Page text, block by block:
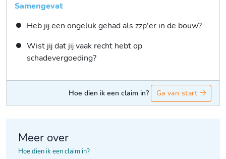
Samengevat
Heb jij een ongeluk gehad als zzp'er in de bouw?
Wist jij dat jij vaak recht hebt op
schadevergoeding?
Hoe dien ik een claim in? Ga van start
Meer over
Hoe dien ik een claim in?